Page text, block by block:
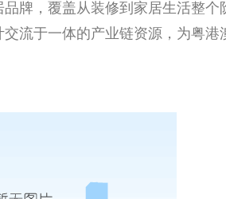
牌，覆盖从装修到家居生活整
流于一体的产业链资源，为粤